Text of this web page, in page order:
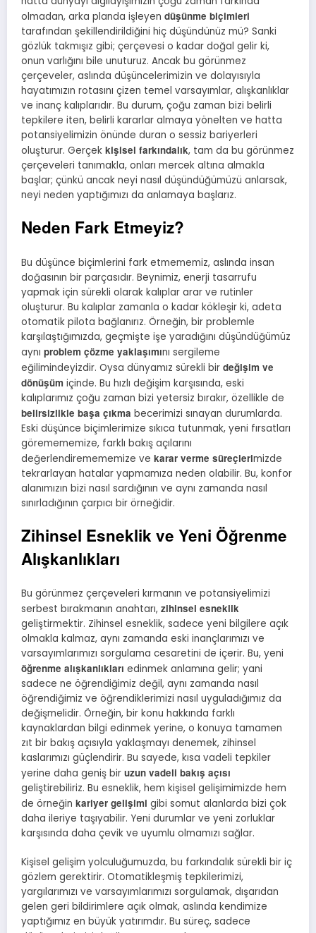
olmadan, arka planda işleyen düşünme biçimleri
tarafından şekillendirildiğini hiç düşündünüz mü? Sanki
gözlük takmışız gibi; çerçevesi o kadar doğal gelir ki,
onun varlığını bile unuturuz. Ancak bu görünmez
çerçeveler, aslında düşüncelerimizin ve dolayısıyla
hayatımızın rotasını çizen temel varsayımlar, alışkanlıklar
ve inanç kalıplarıdır. Bu durum, çoğu zaman bizi belirli
tepkilere iten, belirli kararlar almaya yönelten ve hatta
potansiyelimizin önünde duran o sessiz bariyerleri
oluşturur. Gerçek kişisel farkındalık, tam da bu görünmez
çerçeveleri tanımakla, onları mercek altına almakla
başlar; çünkü ancak neyi nasıl düşündüğümüzü anlarsak,
neyi neden yaptığımızı da anlamaya başlarız.
Neden Fark Etmeyiz?
Bu düşünce biçimlerini fark etmememiz, aslında insan
doğasının bir parçasıdır. Beynimiz, enerji tasarrufu
yapmak için sürekli olarak kalıplar arar ve rutinler
oluşturur. Bu kalıplar zamanla o kadar kökleşir ki, adeta
otomatik pilota bağlanırız. Örneğin, bir problemle
karşılaştığımızda, geçmişte işe yaradığını düşündüğümüz
aynı problem çözme yaklaşımını sergileme
eğilimindeyizdir. Oysa dünyamız sürekli bir değişim ve
dönüşüm içinde. Bu hızlı değişim karşısında, eski
kalıplarımız çoğu zaman bizi yetersiz bırakır, özellikle de
belirsizlikle başa çıkma becerimizi sınayan durumlarda.
Eski düşünce biçimlerimize sıkıca tutunmak, yeni fırsatları
göremememize, farklı bakış açılarını
değerlendiremememize ve karar verme süreçlerimizde
tekrarlayan hatalar yapmamıza neden olabilir. Bu, konfor
alanımızın bizi nasıl sardığının ve aynı zamanda nasıl
sınırladığının çarpıcı bir örneğidir.
Zihinsel Esneklik ve Yeni Öğrenme
Alışkanlıkları
Bu görünmez çerçeveleri kırmanın ve potansiyelimizi
serbest bırakmanın anahtarı, zihinsel esneklik
geliştirmektir. Zihinsel esneklik, sadece yeni bilgilere açık
olmakla kalmaz, aynı zamanda eski inançlarımızı ve
varsayımlarımızı sorgulama cesaretini de içerir. Bu, yeni
öğrenme alışkanlıkları edinmek anlamına gelir; yani
sadece ne öğrendiğimiz değil, aynı zamanda nasıl
öğrendiğimiz ve öğrendiklerimizi nasıl uyguladığımız da
değişmelidir. Örneğin, bir konu hakkında farklı
kaynaklardan bilgi edinmek yerine, o konuya tamamen
zıt bir bakış açısıyla yaklaşmayı denemek, zihinsel
kaslarımızı güçlendirir. Bu sayede, kısa vadeli tepkiler
yerine daha geniş bir uzun vadeli bakış açısı
geliştirebiliriz. Bu esneklik, hem kişisel gelişimimizde hem
de örneğin kariyer gelişimi gibi somut alanlarda bizi çok
daha ileriye taşıyabilir. Yeni durumlar ve yeni zorluklar
karşısında daha çevik ve uyumlu olmamızı sağlar.
Kişisel gelişim yolculuğumuzda, bu farkındalık sürekli bir iç
gözlem gerektirir. Otomatikleşmiş tepkilerimizi,
yargılarımızı ve varsayımlarımızı sorgulamak, dışarıdan
gelen geri bildirimlere açık olmak, aslında kendimize
yaptığımız en büyük yatırımdır. Bu süreç, sadece